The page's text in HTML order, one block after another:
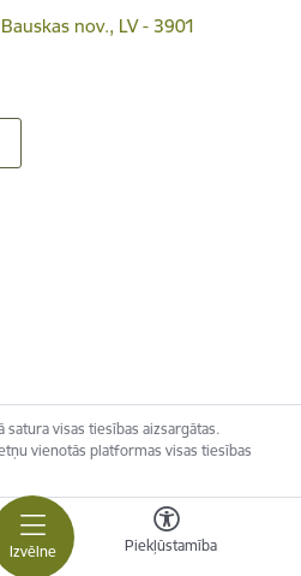
Izvēlne Piekļūstamība
nov., LV - 3901
visas tiesības aizsargātas.
vienotās platformas visas tiesības